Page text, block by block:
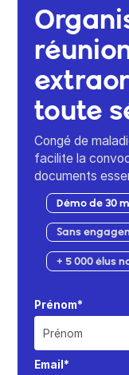
toute
Congé de
facilite la
documents
Démo de 30
Sans
+ 5 000 élus
Prénom*
Email*